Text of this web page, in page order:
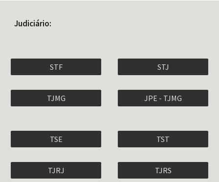
Judiciário:
STF
TJMG
STJ
JPE - TJMG
TSE
TJRJ
TST
TJRS